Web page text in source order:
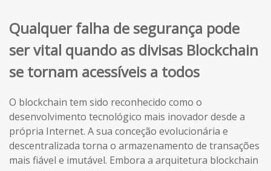
Qualquer falha de segurança pode
ser vital quando as divisas Blockchain
se tornam acessíveis a todos
O blockchain tem sido reconhecido como o
desenvolvimento tecnológico mais inovador desde a
própria Internet. A sua conceção evolucionária e
descentralizada torna o armazenamento de transações
mais fiável e imutável. Embora a arquitetura blockchain